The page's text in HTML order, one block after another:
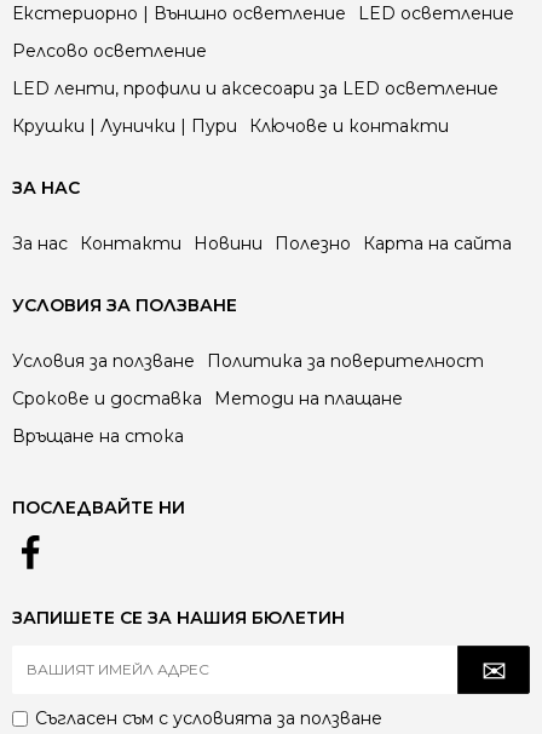
Екстериорно | Външно осветление
LED осветление
Релсово осветление
LED ленти, профили и аксесоари за LED осветление
Крушки | Лунички | Пури
Ключове и контакти
ЗА НАС
За нас Контакти Новини Полезно Карта на сайта
УСЛОВИЯ ЗА ПОЛЗВАНЕ
Условия за ползване
Политика за поверителност
Срокове и доставка
Методи на плащане
Връщане на стока
ПОСЛЕДВАЙТЕ НИ
ЗАПИШЕТЕ СЕ ЗА НАШИЯ БЮЛЕТИН
Съгласен съм с условията за ползване